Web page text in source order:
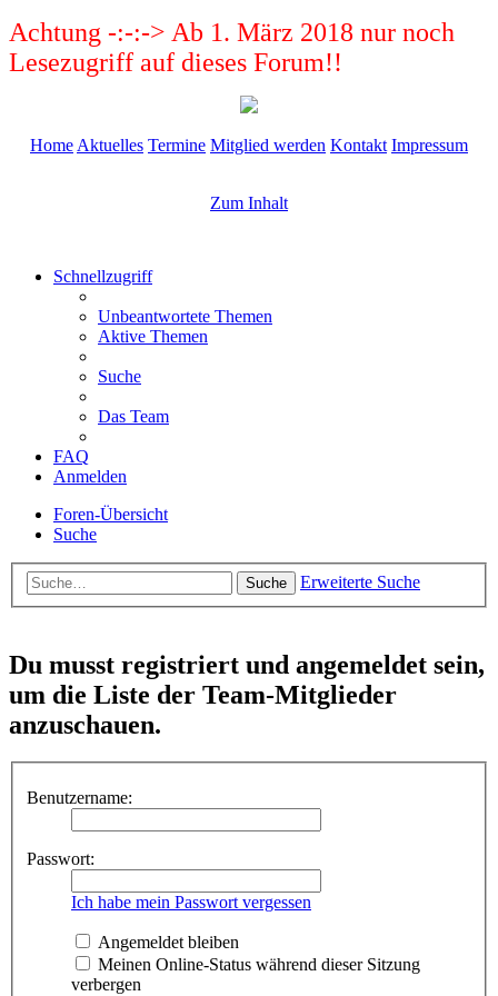
Achtung -:-:-> Ab 1. März 2018 nur noch
Lesezugriff auf dieses Forum!!
Home Aktuelles Termine Mitglied werden Kontakt Impressum
Zum Inhalt
Schnellzugriff
Unbeantwortete Themen
Aktive Themen
Suche
Das Team
FAQ
Anmelden
Foren-Übersicht
Suche
Suche Erweiterte Suche
Du musst registriert und angemeldet sein,
um die Liste der Team-Mitglieder
anzuschauen.
Benutzername:
Passwort:
Ich habe mein Passwort vergessen
Angemeldet bleiben
Meinen Online-Status während dieser Sitzung
verbergen